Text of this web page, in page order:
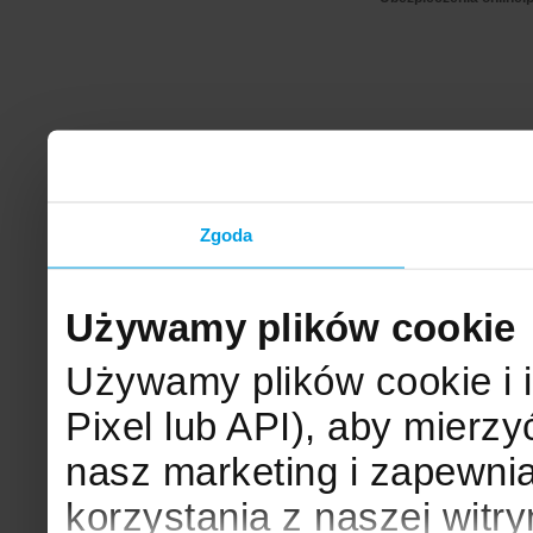
Zgoda
Używamy plików cookie
Używamy plików cookie i
Pixel lub API), aby
nasz marketing i
korzystania z naszej